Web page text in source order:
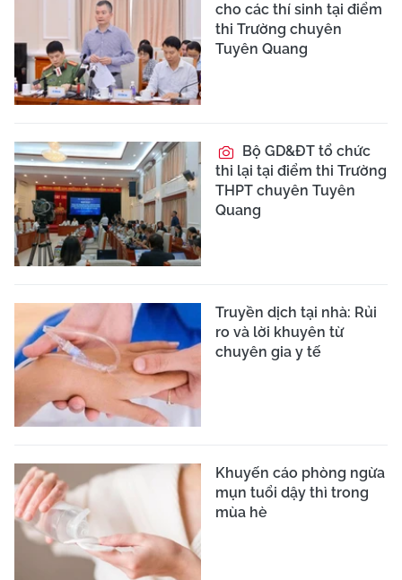
cho các thí sinh tại điểm
thi Trường chuyên
Tuyên Quang
Bộ GD&ĐT tổ chức
thi lại tại điểm thi Trường
THPT chuyên Tuyên
Quang
Truyền dịch tại nhà: Rủi
ro và lời khuyên từ
chuyên gia y tế
Khuyến cáo phòng ngừa
mụn tuổi dậy thì trong
mùa hè